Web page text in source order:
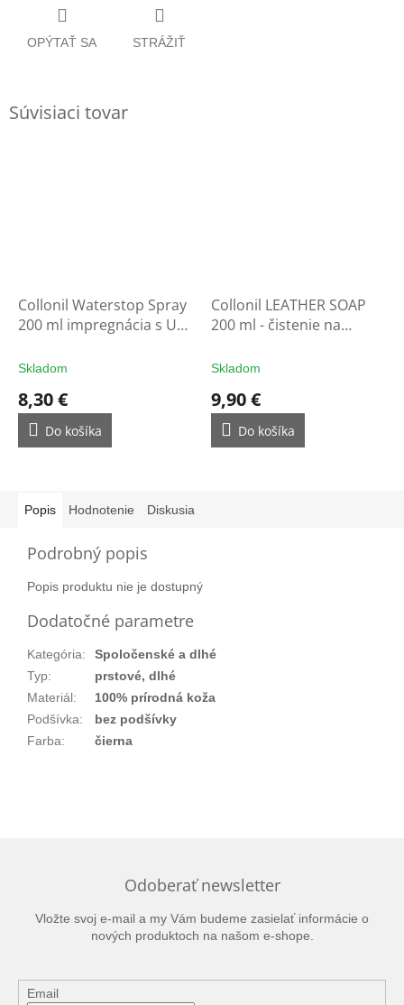
OPÝTAŤ SA STRÁŽIŤ
Súvisiaci tovar
Collonil Waterstop Spray
200 ml impregnácia s UV
rukavice
Skladom
8,30 €
Do košíka
Collonil LEATHER SOAP
200 ml - čistenie na
Skladom
9,90 €
Do košíka
Popis Hodnotenie Diskusia
Podrobný popis
Popis produktu nie je dostupný
Dodatočné parametre
Kategória:
Spoločenské a dlhé
Typ:
prstové, dlhé
Materiál:
100% prírodná koža
Podšívka:
bez podšívky
Farba: čierna
Odoberať newsletter
Vložte svoj e-mail a my Vám budeme zasielať informácie o
nových produktoch na našom e-shope.
Email